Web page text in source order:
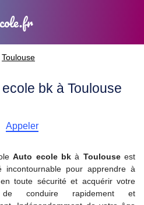
Toulouse
bk à Toulouse
Appeler
Auto ecole bk à Toulouseest
incontournable pour apprendre à
toute sécurité et acquérir votre
conduire rapidement et